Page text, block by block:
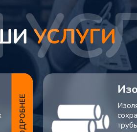
УСЛУГИ
ПОДРОБНЕЕ